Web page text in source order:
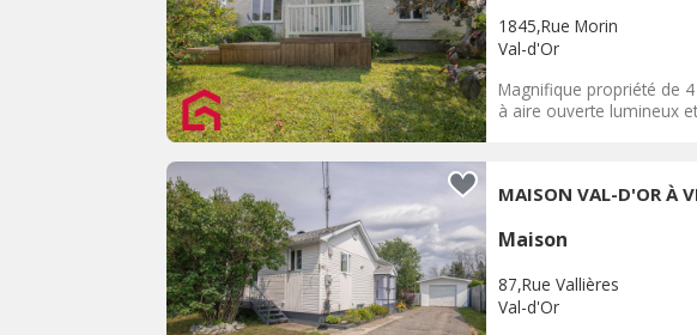
1845,Rue Morin
Val-d'Or
Magnifique propriété de
à aire ouverte lumineux
MAISON VAL-D'OR À
Maison
87,Rue Vallières
Val-d'Or